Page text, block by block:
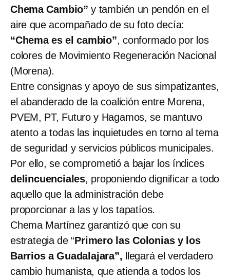
Chema Cambio”y también un pendón en el
aire que acompañado de su foto decía:
“Chema es el cambio”, conformado por los
colores de Movimiento Regeneración Nacional
(Morena).
Entre consignas y apoyo de sus simpatizantes,
el abanderado de la coalición entre Morena,
PVEM, PT, Futuro y Hagamos, se mantuvo
atento a todas las inquietudes en torno al tema
de seguridad y servicios públicos municipales.
Por ello, se comprometió a bajar los índices
delincuenciales, proponiendo dignificar a todo
aquello que la administración debe
proporcionar a las y los tapatíos.
Chema Martínez garantizó que con su
estrategia de “Primero las Colonias y los
Barrios a Guadalajara”, llegará el verdadero
cambio humanista, que atienda a todos los